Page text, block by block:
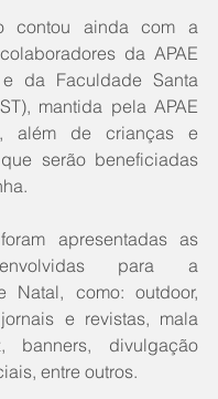
contou ainda com a
da APAE
da Faculdade Santa
mantida pela APAE
além de crianças e
serão beneficiadas
apresentadas as
para a
Natal, como: outdoor,
e revistas, mala
banners, divulgação
entre outros.